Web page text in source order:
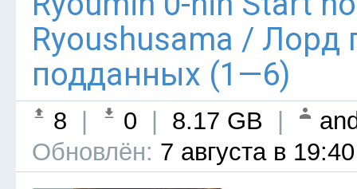
Ryoushusama / Лорд
подданных (1—6)
8 0 8.17 GB
Обновлён: 7 августа в 19:40